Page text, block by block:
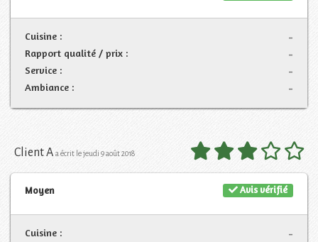
-
Cuisine :
-
Rapport qualité / prix :
-
Service :
-
Ambiance :
Client A a écrit le jeudi 9 août 2018
Avis vérifié
Moyen
-
Cuisine :